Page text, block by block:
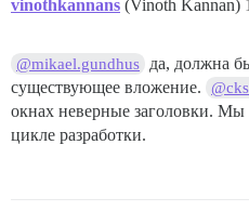
vinothkannans (Vinoth Kannan)
@mikael.gundhus
да, должна
существующее вложение.
окнах неверные заголовки.
цикле разработки.